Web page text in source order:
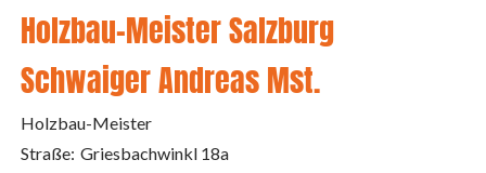
Holzbau-Meister Salzburg
Schwaiger Andreas Mst.
Holzbau-Meister
Straße: Griesbachwinkl 18a